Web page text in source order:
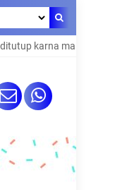
maintenance system